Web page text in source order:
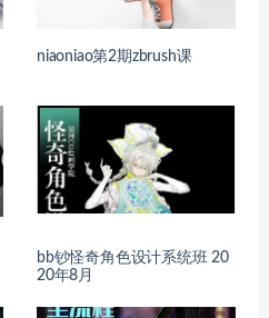
niaoniao第2期zbrush课
bb钞怪奇角色设计系统班 20
20年8月